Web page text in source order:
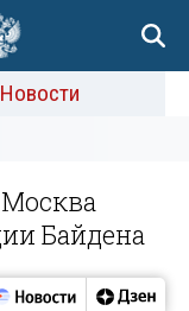
Новости
Байдена